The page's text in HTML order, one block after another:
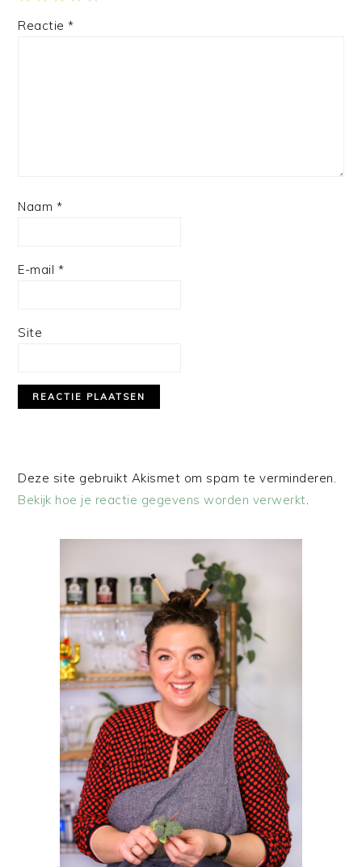
4
3
2
1
Reactie*
Naam *
E-mail *
Site
Deze site gebruikt Akismet om spam te verminderen.
Bekijk hoe je reactie gegevens worden verwerkt